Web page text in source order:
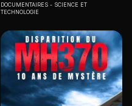
DOCUMENTAIRES
SCIENCE ET
TECHNOLOGIE